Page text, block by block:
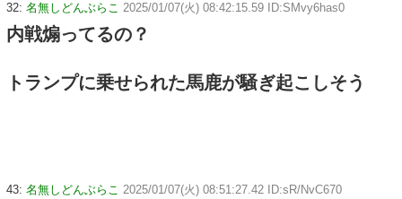
32: 名無しどんぶらこ 2025/01/07(火) 08:42:15.59 ID:SMvy6has0
内戦煽ってるの？
トランプに乗せられた馬鹿が騒ぎ起こしそう
43: 名無しどんぶらこ 2025/01/07(火) 08:51:27.42 ID:sR/NvC670